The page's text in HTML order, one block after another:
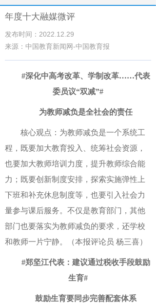
年度十大融媒微评
发布时间：2022.12.29
来源：中国教育新闻网-中国教育报
#深化中高考改革、学制改革……代表
委员议“双减”#
为教师减负是全社会的责任
核心观点：为教师减负是一个系统工
程，既要加大教育投入、统筹社会资源，
也要加大教师培训力度，提升教师综合能
力；既要创新制度安排，探索实施弹性上
下班和补充休息制度等，也要引入社会力
量参与课后服务。不仅是教育部门，其他
部门也要落实为教师减负的要求，还学校
和教师一片宁静。（本报评论员 杨三喜）
#郑坚江代表：建议通过税收手段鼓励
生育#
鼓励生育要同步完善配套体系